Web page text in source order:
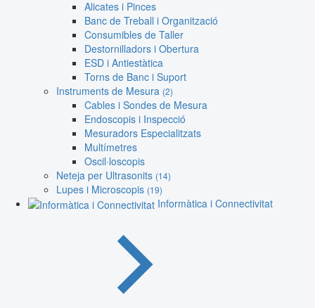
Alicates i Pinces
Banc de Treball i Organització
Consumibles de Taller
Destornilladors i Obertura
ESD i Antiestàtica
Torns de Banc i Suport
Instruments de Mesura (2)
Cables i Sondes de Mesura
Endoscopis i Inspecció
Mesuradors Especialitzats
Multímetres
Oscil·loscopis
Neteja per Ultrasonits (14)
Lupes i Microscopis (19)
Informàtica i Connectivitat